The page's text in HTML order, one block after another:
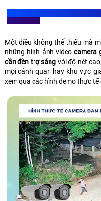
Một điều không thể thiếu mà
những hình ảnh videocamera
cần đèn trợ sáng với độ nét
mọi cảnh quan hay khu vực
xem qua các hình demo thực tế